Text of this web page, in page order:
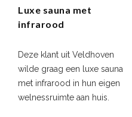
Luxe sauna met
infrarood
Deze klant uit Veldhoven
wilde graag een luxe sauna
met infrarood in hun eigen
welnessruimte aan huis.